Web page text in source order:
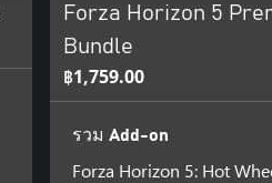
Forza Horizon 5
Bundle
฿1,759.00
รวม Add-on
Forza Horizon 5: Hot